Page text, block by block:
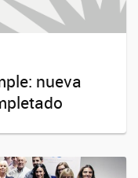
nueva